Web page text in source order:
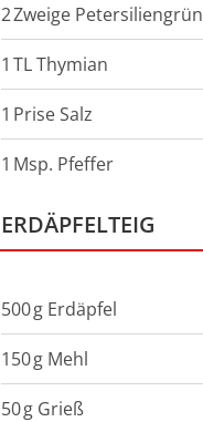
2Zweige Petersiliengrün
1 TLThymian
1 PriseSalz
1 Msp. Pfeffer
ERDÄPFELTEIG
500g Erdäpfel
150g Mehl
50g Grieß